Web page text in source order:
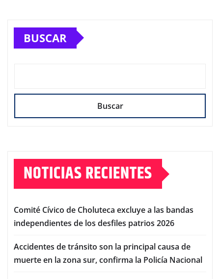
BUSCAR
Buscar
NOTICIAS RECIENTES
Comité Cívico de Choluteca excluye a las bandas
independientes de los desfiles patrios 2026
Accidentes de tránsito son la principal causa de
muerte en la zona sur, confirma la Policía Nacional